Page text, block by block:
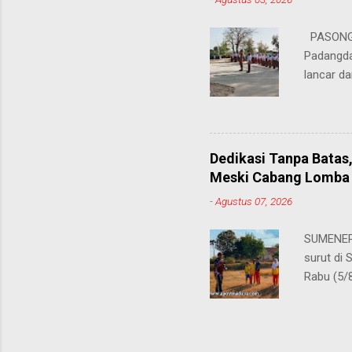
sangat
lancar
penting
ia
para
dalam
mampu
belaja...
Dedikasi Tanpa
Meski Cabang
-Agustus 07, 2026
surut di
Rabu (5/
ini,